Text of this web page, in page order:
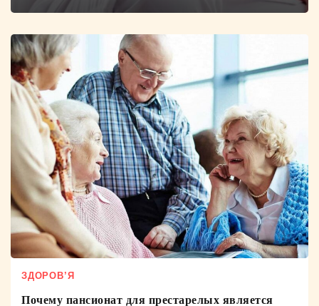
ЗДОРОВ’Я
Почему пансионат для престарелых является